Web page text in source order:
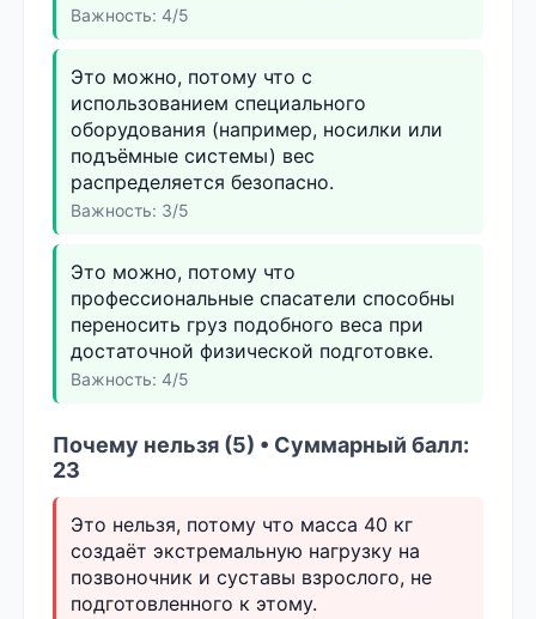
Важность: 4/5
Это можно, потому что с
использованием специального
оборудования (например, носилки или
подъёмные системы) вес
распределяется безопасно.
Важность: 3/5
Это можно, потому что
профессиональные спасатели способны
переносить груз подобного веса при
достаточной физической подготовке.
Важность: 4/5
Почему нельзя (5) • Суммарный балл:
23
Это нельзя, потому что масса 40 кг
создаёт экстремальную нагрузку на
позвоночник и суставы взрослого, не
подготовленного к этому.